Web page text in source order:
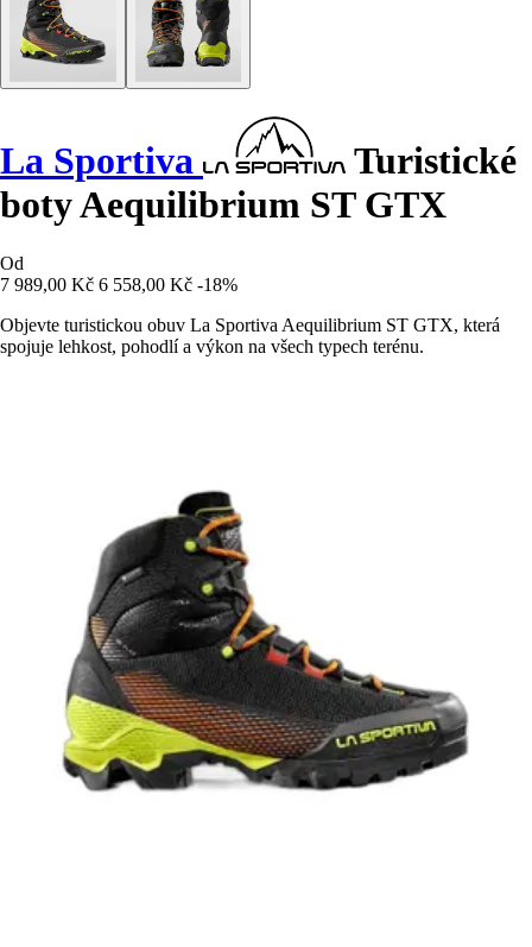
La Sportiva
Turistické
boty Aequilibrium ST GTX
Od
7 989,00 Kč 6 558,00 Kč -18%
Objevte turistickou obuv La Sportiva Aequilibrium ST GTX, která
spojuje lehkost, pohodlí a výkon na všech typech terénu.